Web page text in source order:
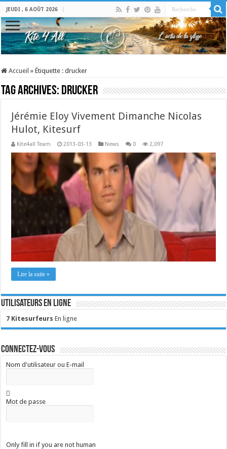
JEUDI , 6 AOÛT 2026
Accueil » Étiquette :drucker
Tag Archives: drucker
Jérémie Eloy Vivement Dimanche Nicolas
Hulot, Kitesurf
Kite4all Team 2013-03-13 News 0 2,097
Lire la suite »
Utilisateurs en ligne
7 Kitesurfeurs En ligne
Connectez-vous
Nom d'utilisateur ou E-mail
Mot de passe
Only fill in if you are not human